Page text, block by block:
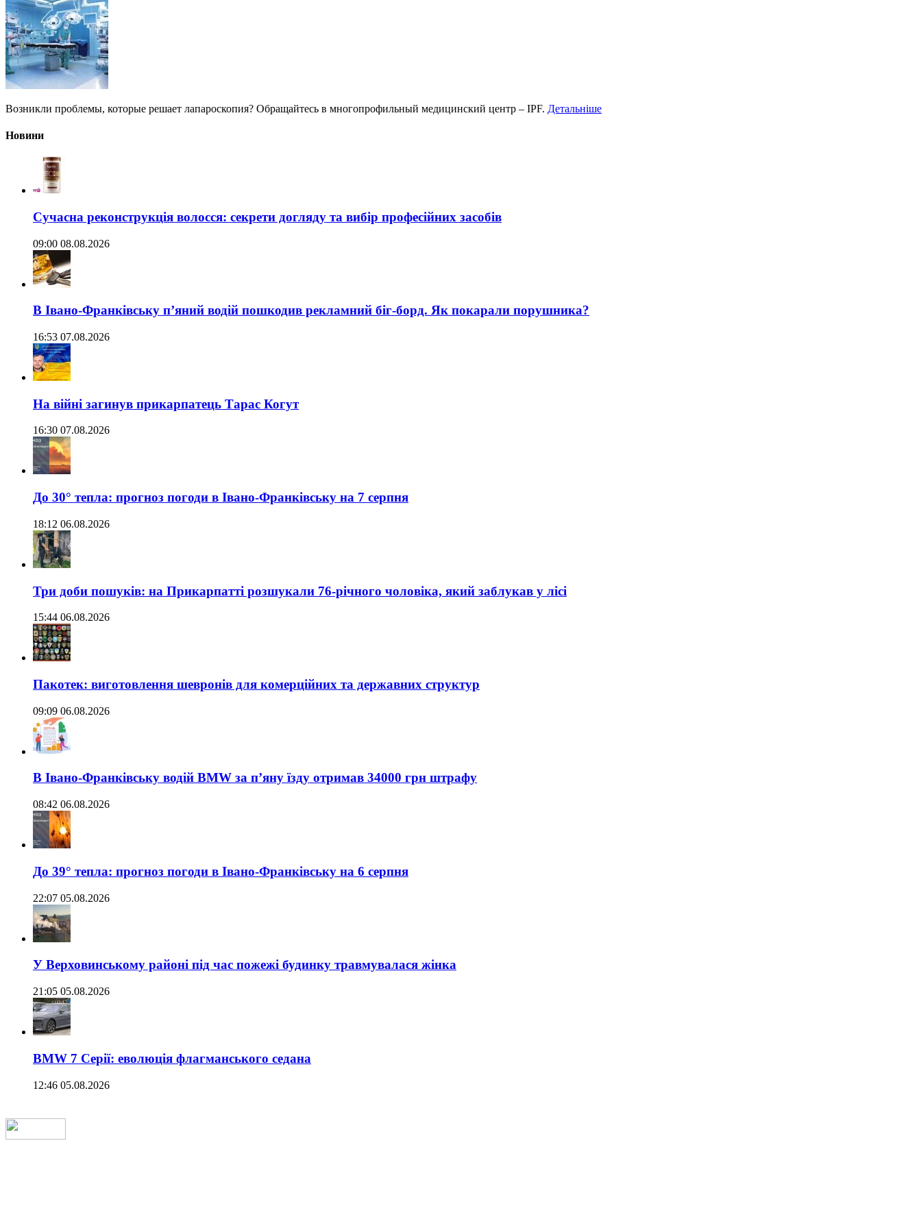
Возникли проблемы, которые решает лапароскопия? Обращайтесь в многопрофильный медицинский центр – IPF. Детальніше
Новини
Сучасна реконструкція волосся: секрети догляду та вибір професійних засобів
09:00 08.08.2026
В Івано-Франківську п’яний водій пошкодив рекламний біг-борд. Як покарали порушника?
16:53 07.08.2026
На війні загинув прикарпатець Тарас Когут
16:30 07.08.2026
До 30° тепла: прогноз погоди в Івано-Франківську на 7 серпня
18:12 06.08.2026
Три доби пошуків: на Прикарпатті розшукали 76-річного чоловіка, який заблукав у лісі
15:44 06.08.2026
Пакотек: виготовлення шевронів для комерційних та державних структур
09:09 06.08.2026
В Івано-Франківську водій BMW за п’яну їзду отримав 34000 грн штрафу
08:42 06.08.2026
До 39° тепла: прогноз погоди в Івано-Франківську на 6 серпня
22:07 05.08.2026
У Верховинському районі під час пожежі будинку травмувалася жінка
21:05 05.08.2026
BMW 7 Серії: еволюція флагманського седана
12:46 05.08.2026